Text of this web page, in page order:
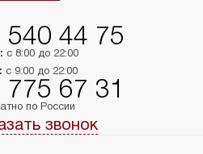
540 44 75
с 8:00 до 22:00
с 9:00 до 22:00
67 31
по России
звонок